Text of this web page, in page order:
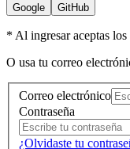
Google GitHub
* Al ingresar aceptas los
O usa tu correo
Correo electrónico
Contraseña
¿Olvidaste tu